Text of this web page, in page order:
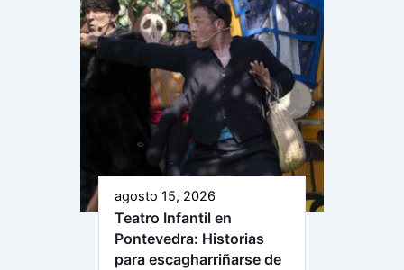
agosto 15, 2026
Teatro Infantil en
Pontevedra: Historias
para escagharriñarse de